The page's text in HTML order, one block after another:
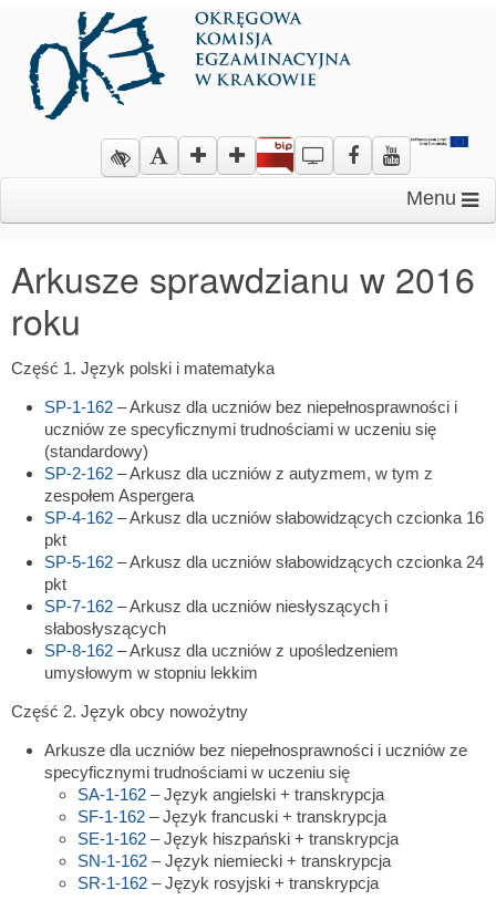
Menu
Arkusze sprawdzianu w 2016
roku
Część 1. Język polski i matematyka
SP-1-162 – Arkusz dla uczniów bez niepełnosprawności i
uczniów ze specyficznymi trudnościami w uczeniu się
(standardowy)
SP-2-162 – Arkusz dla uczniów z autyzmem, w tym z
zespołem Aspergera
SP-4-162 – Arkusz dla uczniów słabowidzących czcionka 16
pkt
SP-5-162 – Arkusz dla uczniów słabowidzących czcionka 24
pkt
SP-7-162 – Arkusz dla uczniów niesłyszących i
słabosłyszących
SP-8-162 – Arkusz dla uczniów z upośledzeniem
umysłowym w stopniu lekkim
Część 2. Język obcy nowożytny
Arkusze dla uczniów bez niepełnosprawności i uczniów ze
specyficznymi trudnościami w uczeniu się
SA-1-162 – Język angielski + transkrypcja
SF-1-162 – Język francuski + transkrypcja
SE-1-162 – Język hiszpański + transkrypcja
SN-1-162 – Język niemiecki + transkrypcja
SR-1-162 – Język rosyjski + transkrypcja